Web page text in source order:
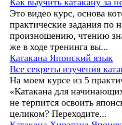
Это видео курс, основа
практические задания по
произношению, чтению
же в ходе тренинга вы...
Катакана Японский язык
Все секреты изучения
На моем курсе из 5
«Катакана для
не терпится освоить
целиком? Переходите...